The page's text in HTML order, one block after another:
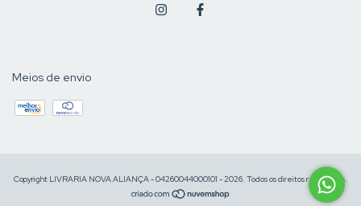
Meios de envio
Copyright LIVRARIA NOVA ALIANÇA - 04260044000101 - 2026. Todos os direitos reservados.